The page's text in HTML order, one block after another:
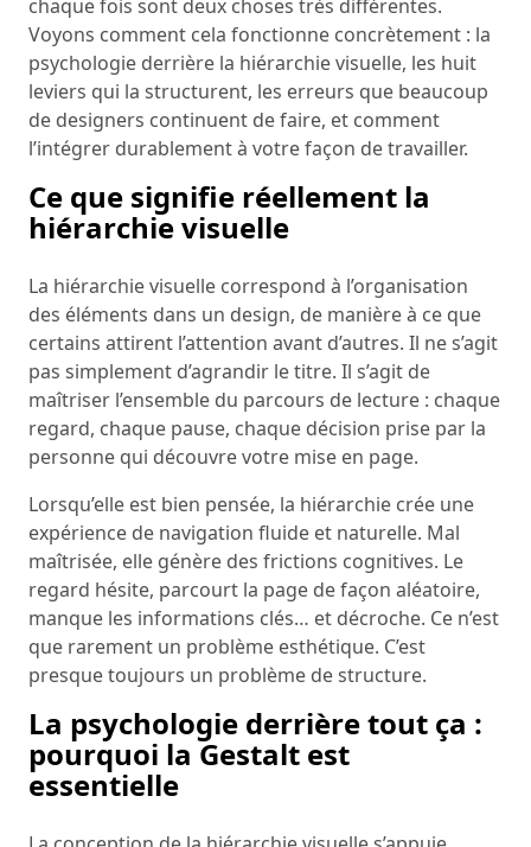
chaque fois sont deux choses très différentes.
Voyons comment cela fonctionne concrètement : la
psychologie derrière la hiérarchie visuelle, les huit
leviers qui la structurent, les erreurs que beaucoup
de designers continuent de faire, et comment
l’intégrer durablement à votre façon de travailler.
Ce que signifie réellement la
hiérarchie visuelle
La hiérarchie visuelle correspond à l’organisation
des éléments dans un design, de manière à ce que
certains attirent l’attention avant d’autres. Il ne s’agit
pas simplement d’agrandir le titre. Il s’agit de
maîtriser l’ensemble du parcours de lecture : chaque
regard, chaque pause, chaque décision prise par la
personne qui découvre votre mise en page.
Lorsqu’elle est bien pensée, la hiérarchie crée une
expérience de navigation fluide et naturelle. Mal
maîtrisée, elle génère des frictions cognitives. Le
regard hésite, parcourt la page de façon aléatoire,
manque les informations clés… et décroche. Ce n’est
que rarement un problème esthétique. C’est
presque toujours un problème de structure.
La psychologie derrière tout ça :
pourquoi la Gestalt est
essentielle